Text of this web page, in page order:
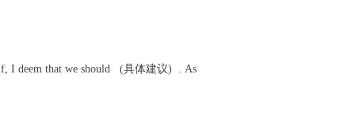
I deem that we should (具体建议) . As